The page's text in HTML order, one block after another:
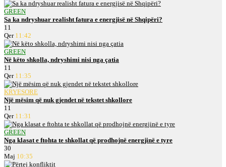
GREEN
Sa ka ndryshuar realisht fatura e energjisë në Shqipëri?
11
Qer 11:42
GREEN
Në këto shkolla, ndryshimi nisi nga çatia
11
Qer 11:35
KRYESORE
Një mësim që nuk gjendet në tekstet shkollore
11
Qer 11:31
GREEN
Nga klasat e ftohta te shkollat që prodhojnë energjinë e tyre
30
Maj 10:35